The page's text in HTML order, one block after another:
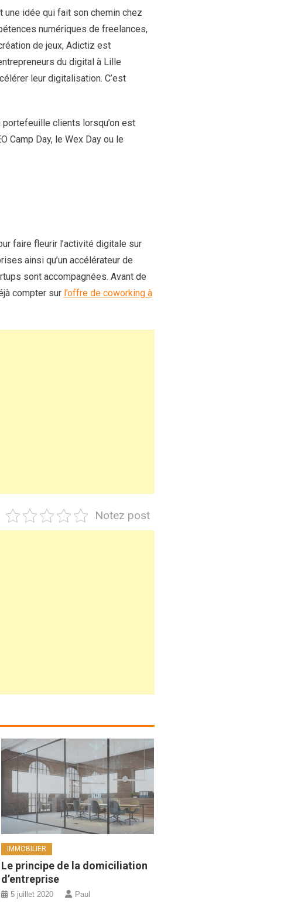
idée qui fait son chemin chez
numériques de freelances,
de jeux, Adictiz est
du digital à Lille
leur digitalisation. C’est
clients lorsqu’on est
Camp Day, le Wex Day ou le
faire fleurir l’activité digitale sur
ainsi qu’un accélérateur de
sont accompagnées. Avant de
compter sur l’offre de coworking à
Notez post
IMMOBILIER
Le principe de la domiciliation
d’entreprise
5 juillet 2020 Paul